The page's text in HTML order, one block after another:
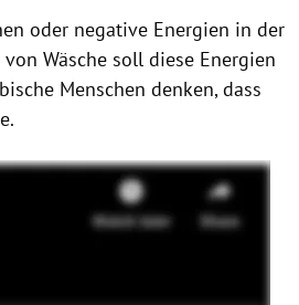
oder negative Energien in der
Wäsche soll diese Energien
Menschen denken, dass